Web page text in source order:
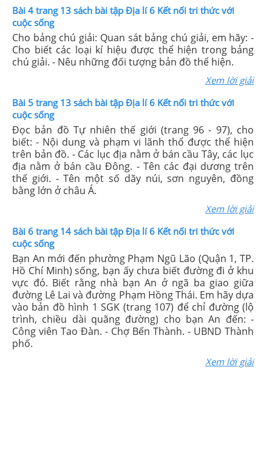
Bài 4 trang 13 sách bài tập Địa lí 6 Kết nối tri thức với
cuộc sống
Cho bảng chú giải: Quan sát bảng chú giải, em hãy: -
Cho biết các loại kí hiệu được thể hiện trong bảng
chú giải. - Nêu những đối tượng bản đồ thể hiện.
Xem lời giải
Bài 5 trang 13 sách bài tập Địa lí 6 Kết nối tri thức với
cuộc sống
Đọc bản đồ Tự nhiên thế giới (trang 96 - 97), cho
biết: - Nội dung và phạm vi lãnh thổ được thể hiện
trên bản đồ. - Các lục địa nằm ở bán cầu Tây, các lục
địa nằm ở bán cầu Đông. - Tên các đại dương trên
thế giới. - Tên một số dãy núi, sơn nguyên, đồng
bằng lớn ở châu Á.
Xem lời giải
Bài 6 trang 14 sách bài tập Địa lí 6 Kết nối tri thức với
cuộc sống
Bạn An mới đến phường Phạm Ngũ Lão (Quận 1, TP.
Hồ Chí Minh) sống, bạn ấy chưa biết đường đi ở khu
vực đó. Biết rằng nhà bạn An ở ngã ba giao giữa
đường Lê Lai và đường Phạm Hồng Thái. Em hãy dựa
vào bản đồ hình 1 SGK (trang 107) để chỉ đường (lộ
trình, chiều dài quãng đường) cho bạn An đến: -
Công viên Tao Đàn. - Chợ Bến Thành. - UBND Thành
phố.
Xem lời giải